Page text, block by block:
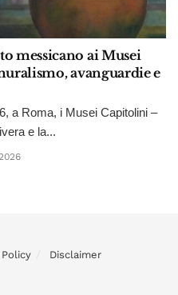
messicano ai Musei
avanguardie e
a Roma, i Musei Capitolini –
e la...
Policy Disclaimer